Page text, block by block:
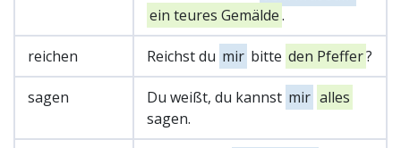
ein teures Gemälde.
reichen Reichst du mir bitte den Pfeffer?
sagen Du weißt, du kannst mir alles
sagen.